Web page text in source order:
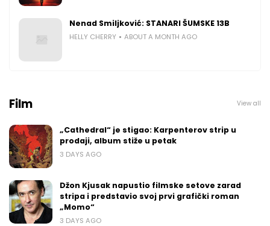
Nenad Smiljković: STANARI ŠUMSKE 13B
HELLY CHERRY ABOUT A MONTH AGO
Film View all
„Cathedral“ je stigao: Karpenterov strip u
prodaji, album stiže u petak
3 DAYS AGO
Džon Kjusak napustio filmske setove zarad
stripa i predstavio svoj prvi grafički roman
„Momo“
3 DAYS AGO